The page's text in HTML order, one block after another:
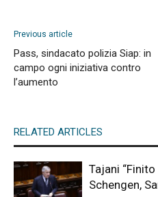
Previous article
Pass, sindacato polizia Siap: in
campo ogni iniziativa contro
l’aumento
RELATED ARTICLES
Tajani
Schengen,